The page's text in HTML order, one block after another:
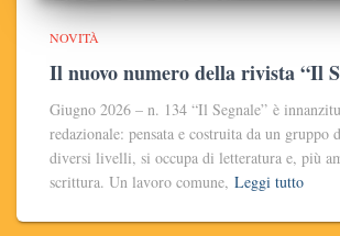
NOVITÀ
Il nuovo numero della rivista “Il
Giugno 2026 – n. 134 “Il Segnale” è
redazionale: pensata e costruita da un gruppo
diversi livelli, si occupa di letteratura e, più
scrittura. Un lavoro comune, Leggi tutto